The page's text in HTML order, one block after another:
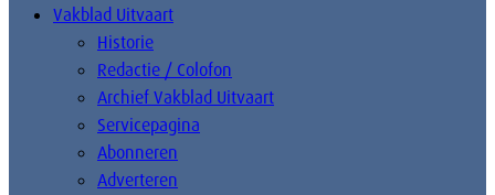
Vakblad Uitvaart
Historie
Redactie / Colofon
Archief Vakblad Uitvaart
Servicepagina
Abonneren
Adverteren